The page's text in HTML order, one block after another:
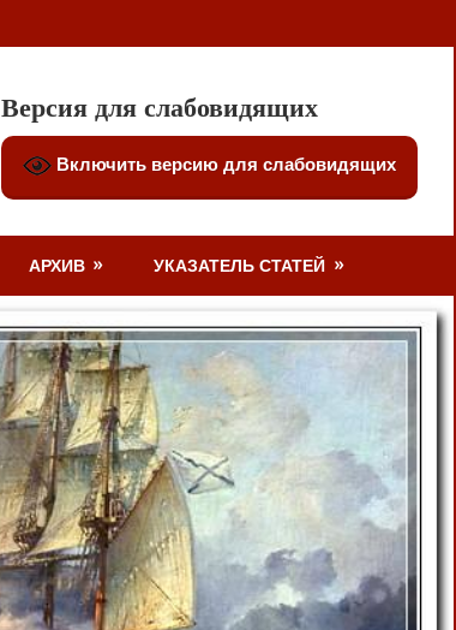
Версия для слабовидящих
Включить версию для слабовидящих
АРХИВ УКАЗАТЕЛЬ СТАТЕЙ